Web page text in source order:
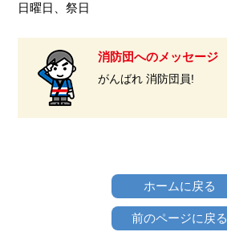
日曜日、祭日
消防団へのメッセージ
がんばれ 消防団員!
ホームに戻る
前のページに戻る